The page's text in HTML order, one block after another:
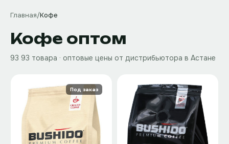
Главная/Кофе
Кофе оптом
93 93 товара · оптовые цены от дистрибьютора в Астане
Под заказ